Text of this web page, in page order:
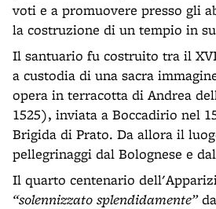
voti e a promuovere presso gli
la costruzione di un tempio in
Il santuario fu costruito tra il
a custodia di una sacra
opera in terracotta di Andrea
1525), inviata a Boccadirio nel
Brigida di Prato. Da allora il
pellegrinaggi dal Bolognese e
Il quarto centenario
“solennizzato splendidamente”